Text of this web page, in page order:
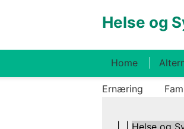
Helse og
Home
Ernæring
Helse og